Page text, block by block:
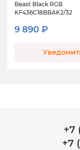
Beast Black RGB
KF436C18BBAK2/32
9 890 ₽
+7
+7